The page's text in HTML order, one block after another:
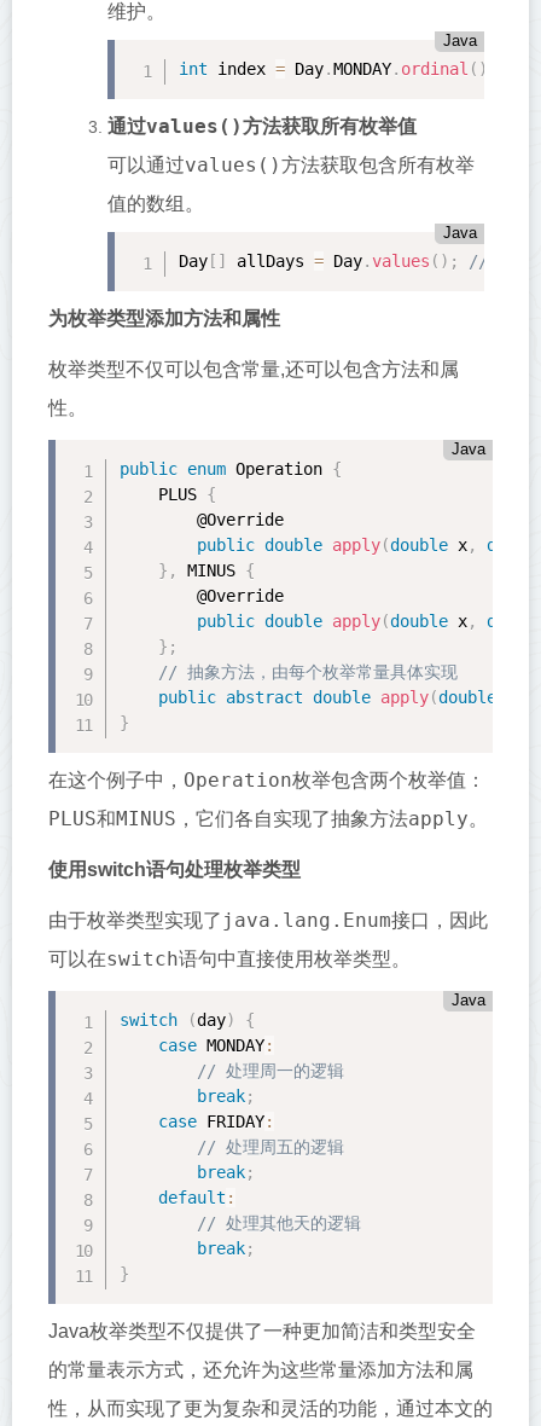
维护。
Java
int index = Day.MONDAY. ordinal ( )
通过values()方法获取所有枚举值
可以通过values()方法获取包含所有枚举
值的数组。
Java
Day [ ] allDays = Day.values ( ) ; // 返回
为枚举类型添加方法和属性
枚举类型不仅可以包含常量,还可以包含方法和属
性。
Java
public enum Operation {
    PLUS
{
        @Override
public double apply(double x,
} , MINUS {
        @Override
public double apply(double x,
} ;
// 抽象方法，由每个枚举常量具体实现
public abstract double apply(double
}
在这个例子中， Operation枚举包含两个枚举值：
PLUS和MINUS ，它们各自实现了抽象方法apply。
使用switch语句处理枚举类型
由于枚举类型实现了 java.lang.Enum接口，因此
可以在switch语句中直接使用枚举类型。
Java
switch (day)
{
case MONDAY:
// 处理周一的逻辑
break;
case FRIDAY:
// 处理周五的逻辑
break;
default :
// 处理其他天的逻辑
break;
}
Java枚举类型不仅提供了一种更加简洁和类型安全
的常量表示方式，还允许为这些常量添加方法和属
性，从而实现了更为复杂和灵活的功能，通过本文的